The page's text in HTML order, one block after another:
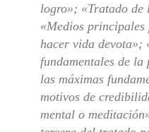
logro»; «Tratado de
«Medios
hacer vida devota»;
fundamentales de
las máximas
motivos de
mental o